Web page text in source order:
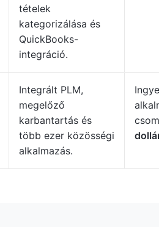
tételek
kategorizálása és
QuickBooks-
integráció.
Integrált PLM,
megelőző
karbantartás és
több ezer közösségi
alkalmazás.